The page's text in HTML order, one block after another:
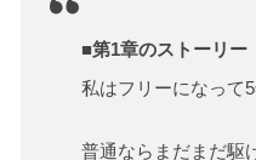
■第1章のストーリー
私はフリーになって
普通ならまだまだ駆